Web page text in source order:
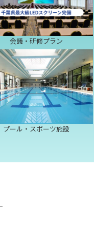
会議・研修プラン
プール・スポーツ施設